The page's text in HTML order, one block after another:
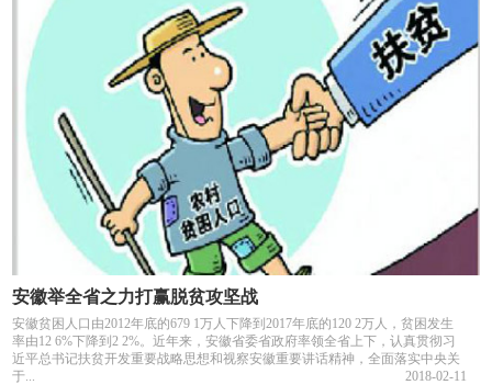
安徽举全省之力打赢脱贫攻坚战
安徽贫困人口由2012年底的679 1万人下降到2017年底的120 2万人，贫困发生
率由12 6%下降到2 2%。近年来，安徽省委省政府率领全省上下，认真贯彻习
近平总书记扶贫开发重要战略思想和视察安徽重要讲话精神，全面落实中央关
于...
2018-02-11